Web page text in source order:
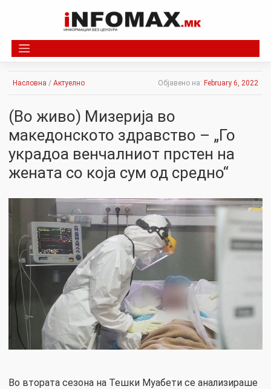
Насловна / Актуелно Објавено на: February 6, 2022
(Во живо) Мизерија во
македонското здравство – „Го
укpaдоа венчалниот прстен на
жената со која сум од средно“
Во втората сезона на Тешки Муабети се анализираше